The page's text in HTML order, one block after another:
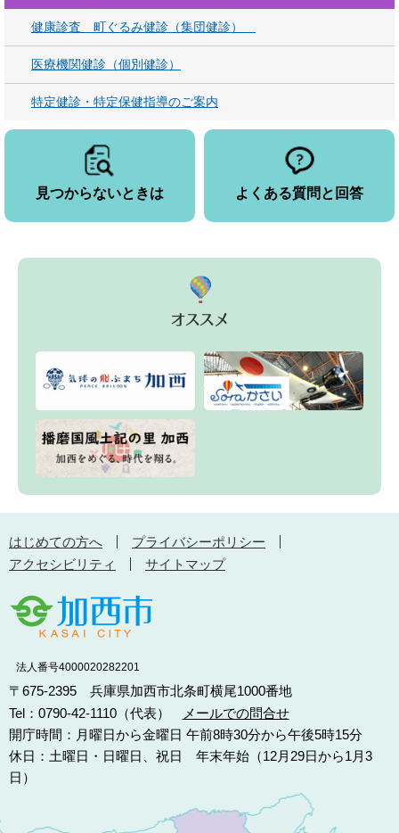
健康診査 町ぐるみ健診（集団健診）
医療機関健診（個別健診）
特定健診・特定保健指導のご案内
見つからないときは よくある質問と回答
はじめての方へ
プライバシーポリシー
アクセシビリティ
サイトマップ
法人番号4000020282201
〒675-2395 兵庫県加西市北条町横尾1000番地
Tel：0790-42-1110（代表）
メールでの問合せ
開庁時間：月曜日から金曜日 午前8時30分から午後5時15分
休日：土曜日・日曜日、祝日 年末年始（12月29日から1月3
日）